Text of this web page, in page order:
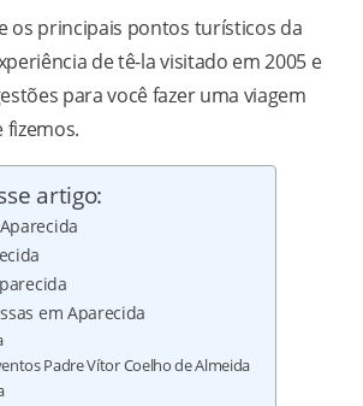
os principais pontos turísticos da
de tê-la visitado em 2005 e
para você fazer uma viagem
artigo:
em Aparecida
Padre Vítor Coelho de Almeida